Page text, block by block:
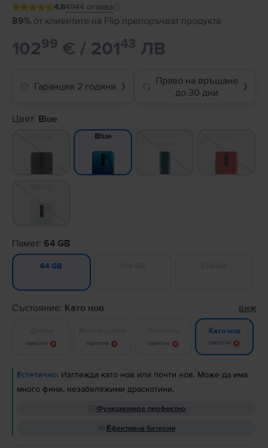
4.84944 отзива
89% от клиентите на Flip препоръчват продукта
10299 € / 20143 ЛВ
Гаранция 2 години ❯
Право на връщане
до 30 дни
❯
Цвят: Blue
Blue
Памет: 64 GB
64 GB
Състояние: Като нов виж
Известие Известие Известие
Като нов
Известие
Естетично: Изглежда като нов или почти нов. Може да има
много фини, незабележими драскотини.
Функционира перфектно
Ефективна батерия